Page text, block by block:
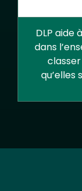
DLP aide
dans